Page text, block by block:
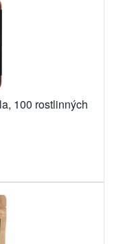
100 rostlinných